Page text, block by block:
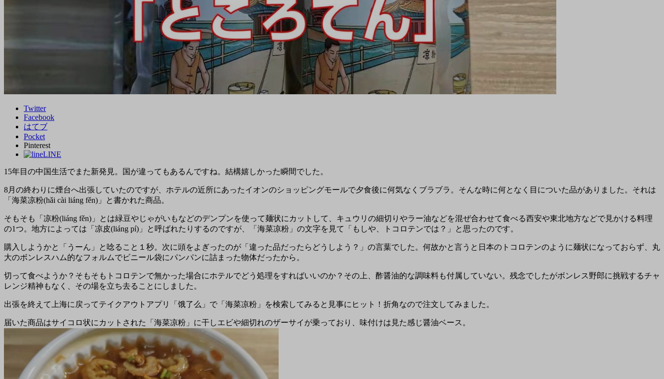
Twitter
Facebook
はてブ
Pocket
Pinterest
LINE
15年目の中国生活でまた新発見。国が違ってもあるんですね。結構嬉しかった瞬間でした。
8月の終わりに煙台へ出張していたのですが、ホテルの近所にあったイオンのショッピングモールで夕食後に何気なくブラブラ。そんな時に何となく目についた品がありました。それは
「 海菜凉粉(hǎi cài liáng fěn) 」と書かれた商品。
そもそも「 凉粉(liáng fěn) 」とは緑豆やじゃがいもなどのデンプンを使って麺状にカットして、キュウリの細切りやラー油などを混ぜ合わせて食べる西安や東北地方などで見かける料理
の1つ。地方によっては「 凉皮(liáng pí) 」と呼ばれたりするのですが、「海菜凉粉」の文字を見て「もしや、 トコロテンでは？」と思ったのです。
購入しようかと「うーん」と唸ること１秒。次に頭をよぎったのが「 違った品だったらどうしよう？ 」の言葉でした。何故かと言うと日本のトコロテンのように麺状になっておらず、丸
大のボンレスハム的なフォルムでビニール袋にパンパンに詰まった物体だったから。
切って食べようか？そもそもトコロテンで無かった場合にホテルでどう処理をすればいいのか？その上、酢醤油的な調味料も付属していない。残念でしたがボンレス野郎に挑戦するチャ
レンジ精神もなく、その場を立ち去ることにしました。
出張を終えて上海に戻ってテイクアウトアプリ「饿了么」で「海菜凉粉」を検索してみると見事にヒット！折角なので注文してみました。
届いた商品はサイコロ状にカットされた「海菜凉粉」に干しエビや細切れのザーサイが乗っており、味付けは見た感じ醤油ベース。